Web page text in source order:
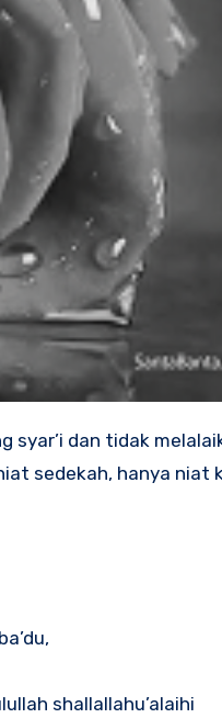
sedekah, hanya niat
shallallahu’alaihi